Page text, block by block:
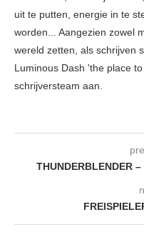
uit te putten, energie in te
worden... Aangezien zowel
wereld zetten, als schrijven
Luminous Dash 'the place
schrijversteam aan.
THUNDERBLENDER